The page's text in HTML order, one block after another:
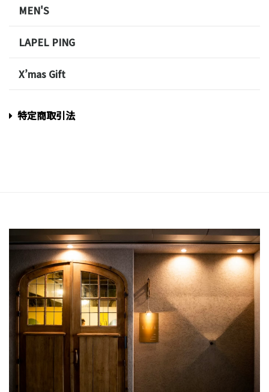
MEN'S
LAPEL PING
X’mas Gift
特定商取引法